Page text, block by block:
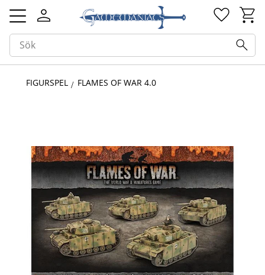
Meny
FIGURSPEL FLAMES OF WAR 4.0